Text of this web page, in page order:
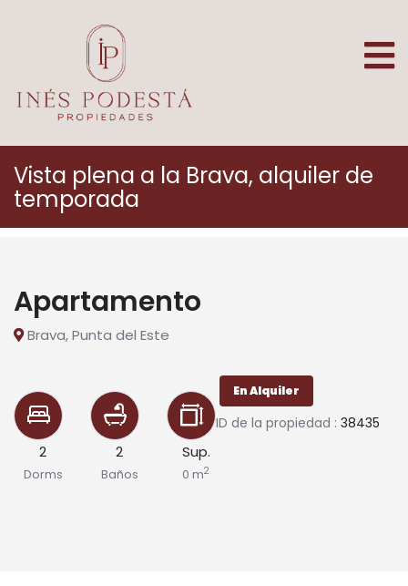
Vista plena a la Brava, alquiler de
temporada
Apartamento
Brava, Punta del Este
2
Dorms
2
Baños
Sup.
0 m2
En Alquiler
ID de la propiedad : 38435